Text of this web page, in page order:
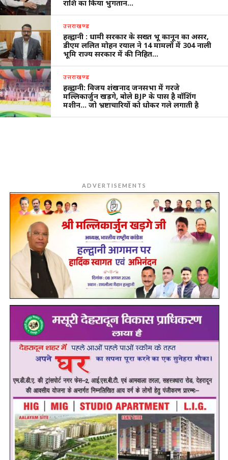
राशि का किया भुगतान…
उत्तराखण्ड
हल्द्वानी : धामी सरकार के सख्त भू कानून का असर,
डीएम ललित मोहन रयाल ने 14 मामलों में 304 नाली
भूमि राज्य सरकार में की निहित…
उत्तराखण्ड
हल्द्वानी: विजय शंखनाद जनसभा में गरजे
मल्लिकार्जुन खड़गे, बोले BJP के पास है वॉशिंग
मशीन… जो भ्रष्टाचारियों को धोकर गले लगाती है
ADVERTISEMENTS